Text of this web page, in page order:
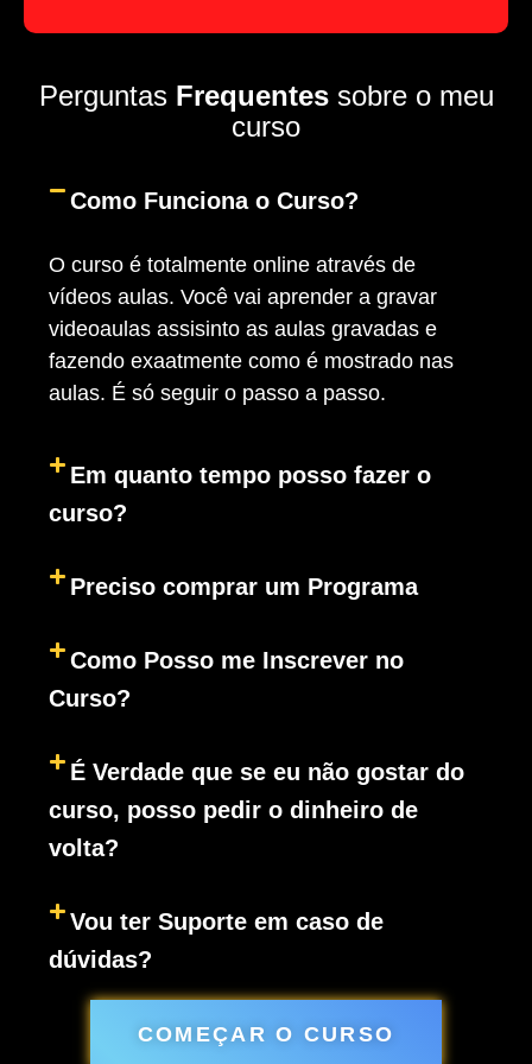
Perguntas Frequentessobre o meu
curso
Como Funciona o Curso?
O curso é totalmente online através de
vídeos aulas. Você vai aprender a gravar
videoaulas assisinto as aulas gravadas e
fazendo exaatmente como é mostrado nas
aulas. É só seguir o passo a passo.
Em quanto tempo posso fazer o
curso?
Preciso comprar um Programa
Como Posso me Inscrever no
Curso?
É Verdade que se eu não gostar do
curso, posso pedir o dinheiro de
volta?
Vou ter Suporte em caso de
dúvidas?
COMEÇAR O CURSO